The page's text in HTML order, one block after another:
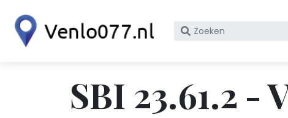
Zoek
KvK
nummer
SBI 23.61.2 -